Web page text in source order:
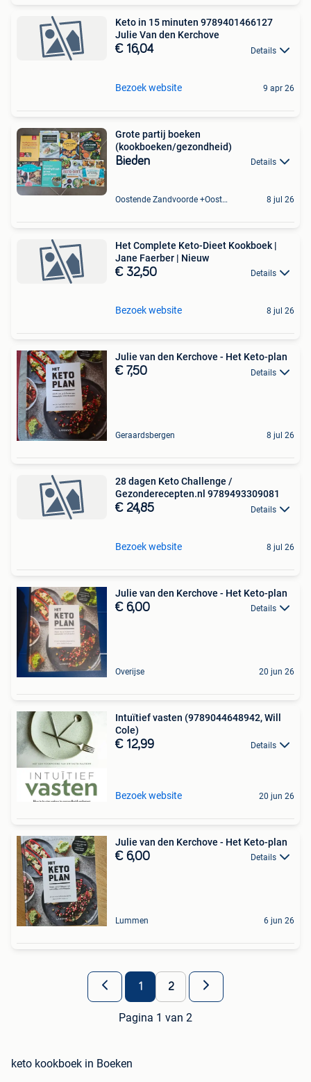
Keto in 15 minuten 9789401466127
Julie Van den Kerchove
€ 16,04 Details
Bezoek website 9 apr 26
Grote partij boeken
(kookboeken/gezondheid)
Bieden Details
Oostende Zandvoorde +Oostende 8 jul 26
Het Complete Keto-Dieet Kookboek |
Jane Faerber | Nieuw
€ 32,50 Details
Bezoek website 8 jul 26
Julie van den Kerchove - Het Keto-plan
€ 7,50 Details
Geraardsbergen 8 jul 26
28 dagen Keto Challenge /
Gezonderecepten.nl 9789493309081
€ 24,85 Details
Bezoek website 8 jul 26
Julie van den Kerchove - Het Keto-plan
€ 6,00 Details
Overijse 20 jun 26
Intuïtief vasten (9789044648942, Will
Cole)
€ 12,99 Details
Bezoek website 20 jun 26
Julie van den Kerchove - Het Keto-plan
€ 6,00 Details
Lummen 6 jun 26
1 2
Pagina 1 van 2
keto kookboek in Boeken